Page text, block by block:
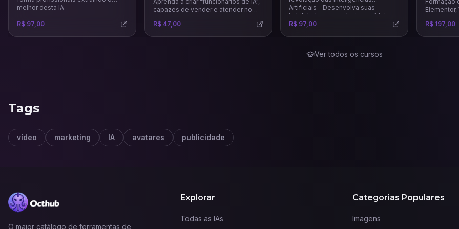
melhor desta IA.
R$ 97,00
capazes de vender e atender no
dia com uma comunicação humana.
R$ 47,00
Artificiais - Desenvolva suas
habilidades em anúncios na Meta
usando todo potencial das
R$ 97,00
Elementor,
venda,
R$ 197,00
Ver todos os cursos
Tags
vídeo marketing IA avatares publicidade
O maior catálogo de ferramentas de
Explorar
Todas as IAs
Categorias Populares
Imagens